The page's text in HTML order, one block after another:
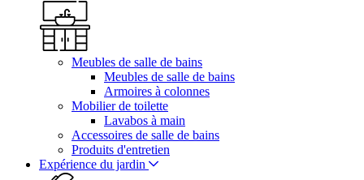
Meubles de salle de bains
Meubles de salle de bains
Armoires à colonnes
Mobilier de toilette
Lavabos à main
Accessoires de salle de bains
Produits d'entretien
Expérience du jardin